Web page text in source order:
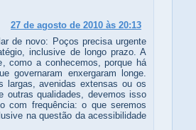
27 de agosto de 2010 às 20:13
de novo: Poços precisa urgente
inclusive de longo prazo. A
como a conhecemos, porque há
governaram enxergaram longe.
largas, avenidas extensas ou os
outras qualidades, devemos isso
com frequência: o que seremos
na questão da acessibilidade